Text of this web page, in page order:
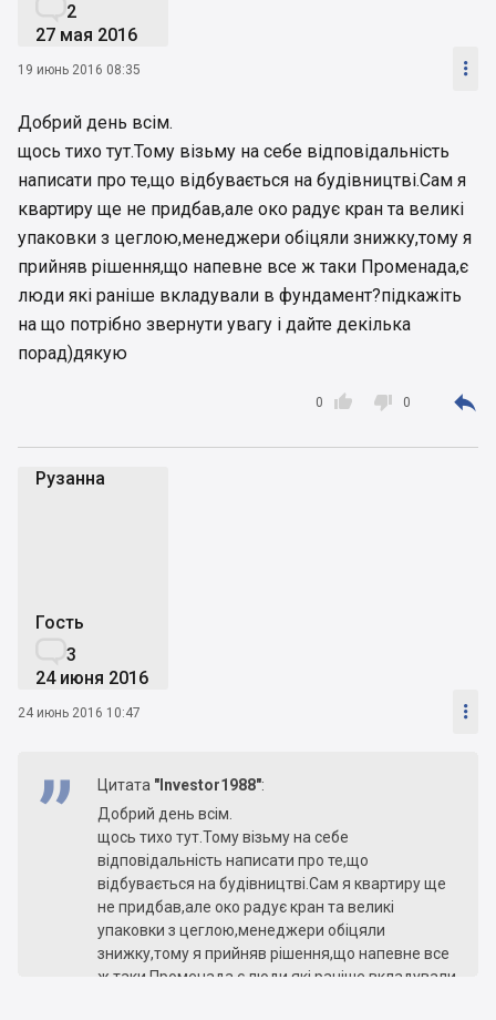
2
27 мая 2016
19 июнь 2016 08:35 
Добрий день всім.
щось тихо тут.Тому візьму на себе відповідальність
написати про те,що відбувається на будівництві.Сам я
квартиру ще не придбав,але око радує кран та великі
упаковки з цеглою,менеджери обіцяли знижку,тому я
прийняв рішення,що напевне все ж таки Променада,є
люди які раніше вкладували в фундамент?підкажіть
на що потрібно звернути увагу і дайте декілька
порад)дякую

0  0 
Рузанна
Гость
3
24 июня 2016
24 июнь 2016 10:47 
Цитата "Investor1988":
Добрий день всім.
щось тихо тут.Тому візьму на себе
відповідальність написати про те,що
відбувається на будівництві.Сам я квартиру ще
не придбав,але око радує кран та великі
упаковки з цеглою,менеджери обіцяли
знижку,тому я прийняв рішення,що напевне все
ж таки Променада,є люди які раніше вкладували